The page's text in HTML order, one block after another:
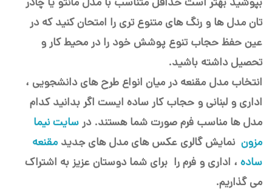
تان مدل ها و رنگ های متنوع تری را امتحان کنید که در
عین حفظ حجاب تنوع پوشش خود را در محیط کار و
تحصیل داشته باشید.
انتخاب مدل مقنعه در میان انواع طرح های دانشجویی ،
اداری و لبنانی و حجاب کار ساده ایست اگر بدانید کدام
مدل ها مناسب فرم صورت شما هستند. در سایت نیما
مزون نمایش گالری عکس های مدل های جدید مقنعه
ساده ، اداری و فرم را برای شما دوستان عزیز به اشتراک
می گذاریم.